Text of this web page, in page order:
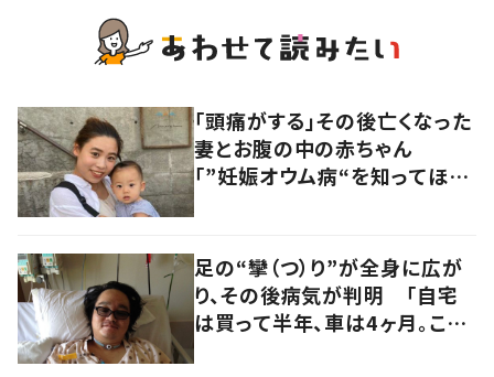
「頭痛がする」その後亡くなった
妻とお腹の中の赤ちゃん
「”妊娠オウム病“を知ってほし
足の“攣（つ）り”が全身に広が
り、その後病気が判明 「自宅
は買って半年、車は4ヶ月。この